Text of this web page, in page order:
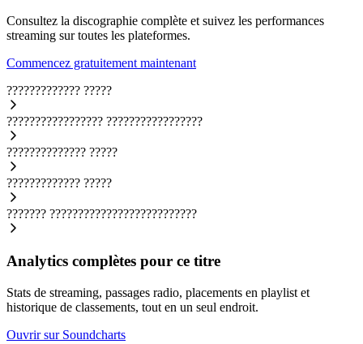
Consultez la discographie complète et suivez les performances
streaming sur toutes les plateformes.
Commencez gratuitement maintenant
????????????? ?????
????????????????? ?????????????????
?????????????? ?????
????????????? ?????
??????? ??????????????????????????
Analytics complètes pour ce titre
Stats de streaming, passages radio, placements en playlist et
historique de classements, tout en un seul endroit.
Ouvrir sur Soundcharts